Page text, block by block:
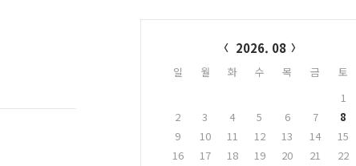
2026. 08
일 월 화 수 목 금
토
1
2
3 4 5 6 7
8
9
10 11 12 13 14
15
16
17 18 19 20 21
22